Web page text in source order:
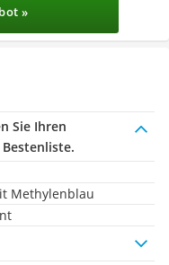
»
Sie Ihren
Methylenblau